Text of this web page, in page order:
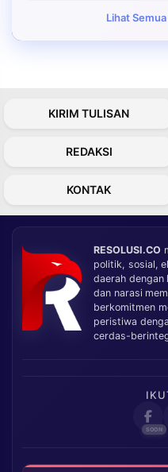
Lihat
KIRIM TULISAN
REDAKSI
KONTAK
RESOLUSI.CO
politik, sosial,
daerah dengan
dan narasi
berkomitmen
peristiwa
cerdas-